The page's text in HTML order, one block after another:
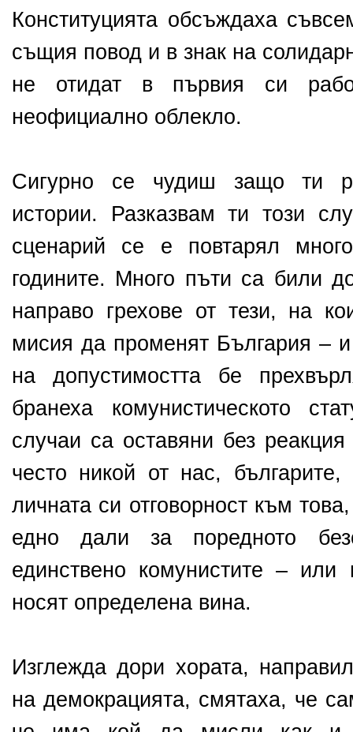
Конституцията обсъждаха
същия повод и в знак на
не отидат в първия си
неофициално облекло.
Сигурно се чудиш защо ти
истории. Разказвам ти този
сценарий се е повтарял
годините. Много пъти са били
направо грехове от тези, на
мисия да променят България – и
на допустимостта бе
бранеха комунистическото
случаи са оставяни без
често никой от нас,
личната си отговорност към
едно дали за поредното
единствено комунистите – или
носят определена вина.
Изглежда дори хората,
на демокрацията, смятаха, че